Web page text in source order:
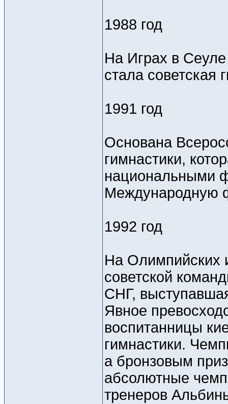
1988 год
На Играх в
стала советская
1991 год
Основана
гимнастики,
национальными
Международную
1992 год
На Олимпийских
советской
СНГ,
Явное
воспитанницы
гимнастики.
а бронзовым
абсолютные
тренеров